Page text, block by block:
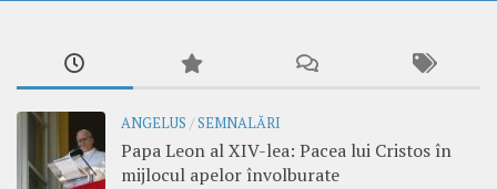
ANGELUS /SEMNALĂRI
Papa Leon al XIV-lea: Pacea lui Cristos în
mijlocul apelor învolburate